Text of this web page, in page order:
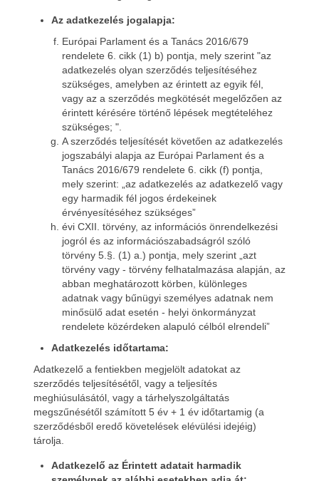
Az adatkezelés jogalapja:
Európai Parlament és a Tanács 2016/679
rendelete 6. cikk (1) b) pontja, mely szerint "az
adatkezelés olyan szerződés teljesítéséhez
szükséges, amelyben az érintett az egyik fél,
vagy az a szerződés megkötését megelőzően az
érintett kérésére történő lépések megtételéhez
szükséges; ".
A szerződés teljesítését követően az adatkezelés
jogszabályi alapja az Európai Parlament és a
Tanács 2016/679 rendelete 6. cikk (f) pontja,
mely szerint: „az adatkezelés az adatkezelő vagy
egy harmadik fél jogos érdekeinek
érvényesítéséhez szükséges”
évi CXII. törvény, az információs önrendelkezési
jogról és az információszabadságról szóló
törvény 5.§. (1) a.) pontja, mely szerint „azt
törvény vagy - törvény felhatalmazása alapján, az
abban meghatározott körben, különleges
adatnak vagy bűnügyi személyes adatnak nem
minősülő adat esetén - helyi önkormányzat
rendelete közérdeken alapuló célból elrendeli”
Adatkezelés időtartama:
Adatkezelő a fentiekben megjelölt adatokat az
szerződés teljesítésétől, vagy a teljesítés
meghiúsulásától, vagy a tárhelyszolgáltatás
megszűnésétől számított 5 év + 1 év időtartamig (a
szerződésből eredő követelések elévülési idejéig)
tárolja.
Adatkezelő az Érintett adatait harmadik